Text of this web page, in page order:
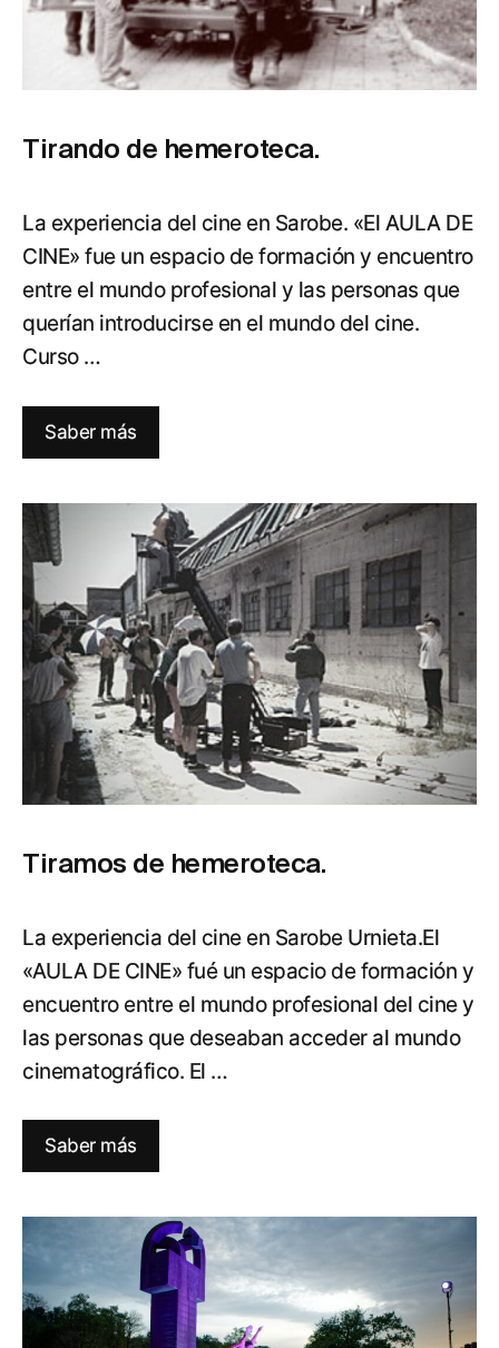
Tirando de hemeroteca.
La experiencia del cine en Sarobe. «El AULA DE
CINE» fue un espacio de formación y encuentro
entre el mundo profesional y las personas que
querían introducirse en el mundo del cine.
Curso …
Saber más
Tiramos de hemeroteca.
La experiencia del cine en Sarobe Urnieta.El
«AULA DE CINE» fué un espacio de formación y
encuentro entre el mundo profesional del cine y
las personas que deseaban acceder al mundo
cinematográfico. El …
Saber más